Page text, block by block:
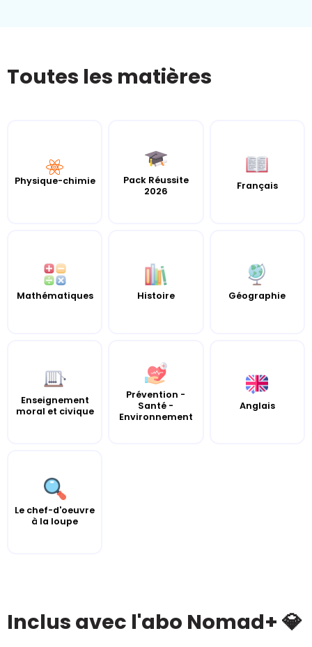
Toutes les matières
Physique-chimie
Pack Réussite
2026
Français
Mathématiques Histoire Géographie
Enseignement
moral et civique
Prévention -
Santé -
Environnement
Anglais
Le chef-d'oeuvre
à la loupe
Inclus avec l'abo Nomad+ 💎